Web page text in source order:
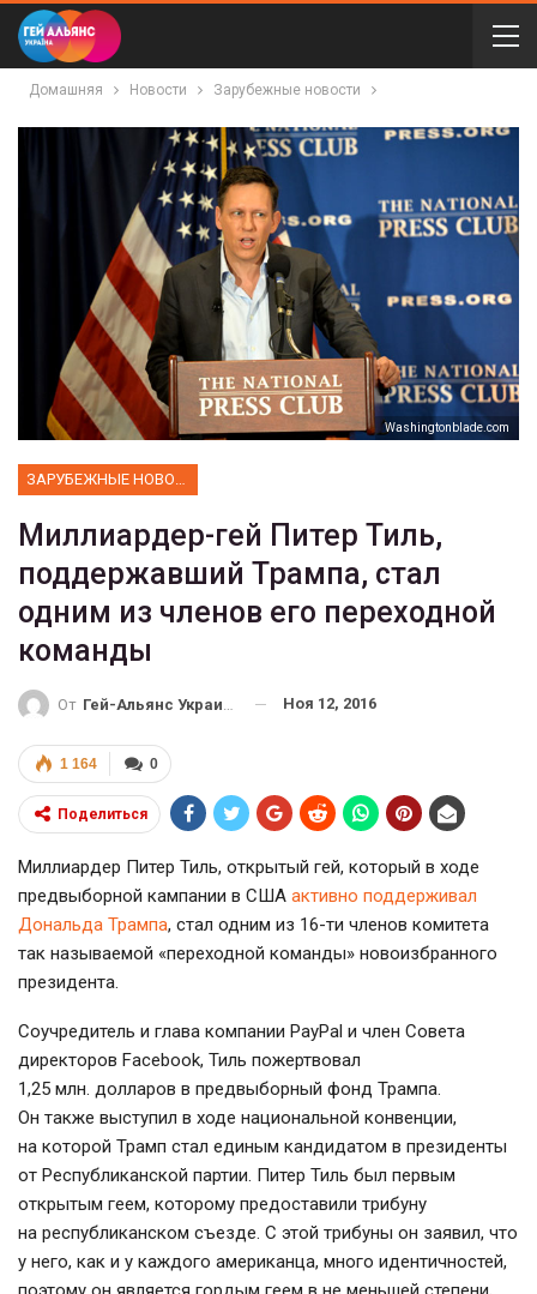
Домашняя Новости Зарубежные новости
Washingtonblade.com
ЗАРУБЕЖНЫЕ НОВОСТИ
Миллиардер-гей Питер Тиль,
поддержавший Трампа, стал
одним из членов его переходной
команды
От Гей-Альянс Украина Ноя 12, 2016
0
1 164
Поделиться
Миллиардер Питер Тиль, открытый гей, который в ходе
предвыборной кампании в США активно поддерживал
Дональда Трампа, стал одним из 16-ти членов комитета
так называемой «переходной команды» новоизбранного
президента.
Соучредитель и глава компании PayPal и член Совета
директоров Facebook, Тиль пожертвовал
1,25 млн. долларов в предвыборный фонд Трампа.
Он также выступил в ходе национальной конвенции,
на которой Трамп стал единым кандидатом в президенты
от Республиканской партии. Питер Тиль был первым
открытым геем, которому предоставили трибуну
на республиканском съезде. С этой трибуны он заявил, что
у него, как и у каждого американца, много идентичностей,